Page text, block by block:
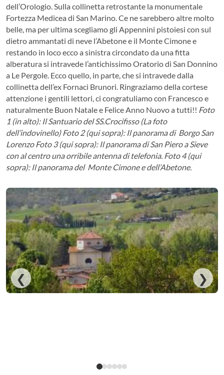
dell’Orologio. Sulla collinetta retrostante la monumentale
Fortezza Medicea di San Marino. Ce ne sarebbero altre molto
belle, ma per ultima scegliamo gli Appennini pistoiesi con sul
dietro ammantati di neve l’Abetone e il Monte Cimone e
restando in loco ecco a sinistra circondato da una fitta
alberatura si intravede l’antichissimo Oratorio di San Donnino
a Le Pergole. Ecco quello, in parte, che si intravede dalla
collinetta dell’ex Fornaci Brunori. Ringraziamo della cortese
attenzione i gentili lettori, ci congratuliamo con Francesco e
naturalmente Buon Natale e Felice Anno Nuovo a tutti!! Foto
1 (in alto): Il Santuario del SS.Crocifisso (La foto
dell’indovinello) Foto 2 (qui sopra): Il panorama di Borgo San
Lorenzo Foto 3 (qui sopra): Il panorama di San Piero a Sieve
con al centro una orribile antenna di telefonia. Foto 4 (qui
sopra): Il panorama del Monte Cimone e dell’Abetone.
❮ ❯